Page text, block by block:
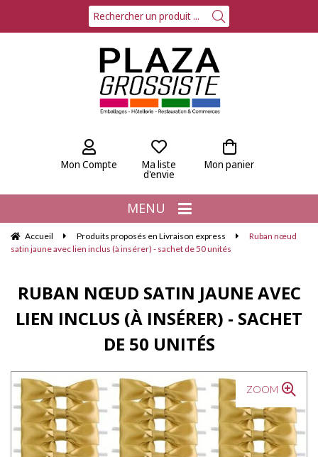
Mon Compte Mon panier
Ma liste
d'envie
MENU
Accueil Produits proposés en Livraison express
Ruban nœud
satin jaune avec lien inclus (à insérer) - sachet de 50 unités
RUBAN NŒUD SATIN JAUNE AVEC
LIEN INCLUS (À INSÉRER) - SACHET
DE 50 UNITÉS
ZOOM